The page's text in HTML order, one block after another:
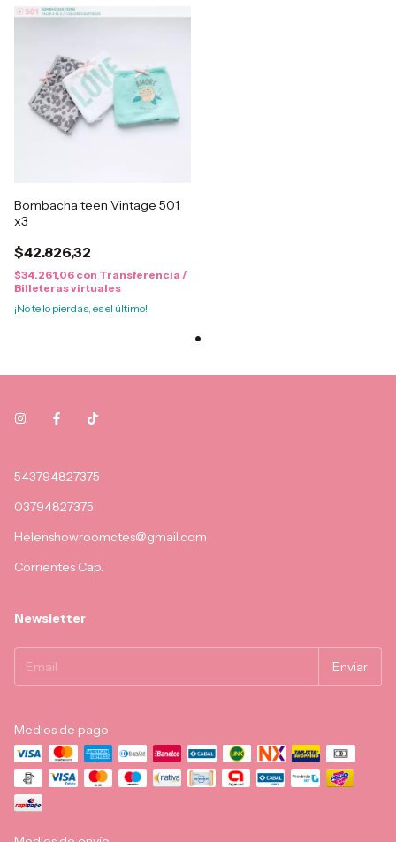
Bombacha teen Vintage 501
x3
$42.826,32
$34.261,06 con Transferencia /
Billeteras virtuales
¡No te lo pierdas, es el último!
543794827375
03794827375
Helenshowroomctes@gmail.com
Corrientes Cap.
Newsletter
Medios de pago